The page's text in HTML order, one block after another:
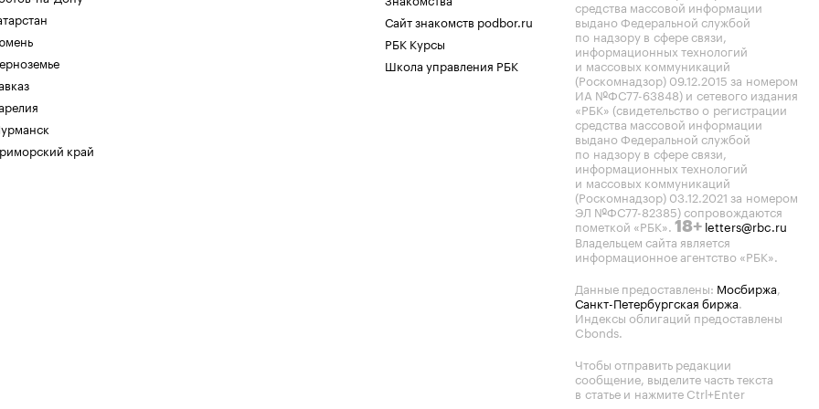
край
Сайт знакомств podbor.ru
РБК Курсы
Школа управления РБК
средства массовой информации
выдано Федеральной службой
по надзору в сфере связи,
информационных технологий
и массовых коммуникаций
(Роскомнадзор) 09.12.2015 за номером
ИА №ФС77-63848) и сетевого издания
«РБК» (свидетельство о регистрации
средства массовой информации
выдано Федеральной службой
по надзору в сфере связи,
информационных технологий
и массовых коммуникаций
(Роскомнадзор) 03.12.2021 за номером
ЭЛ №ФС77-82385) сопровождаются
пометкой «РБК». 18+ letters@rbc.ru
Владельцем сайта является
информационное агентство «РБК».
Данные предоставлены: Мосбиржа,
Санкт-Петербургская биржа.
Индексы облигаций предоставлены
Cbonds.
Чтобы отправить редакции
сообщение, выделите часть текста
в статье и нажмите Ctrl+Enter